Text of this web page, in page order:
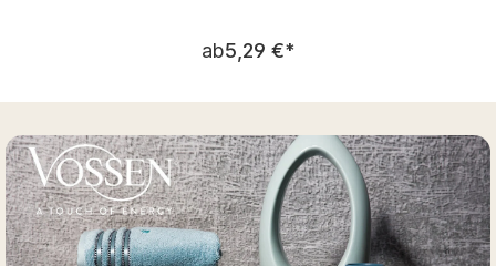
Regulärer Preis:
ab5,29 €*